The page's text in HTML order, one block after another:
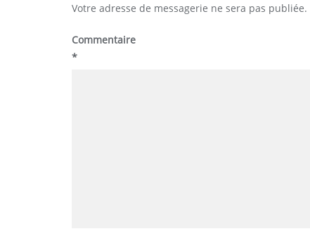
Votre adresse de messagerie ne sera pas publiée.
Commentaire
*